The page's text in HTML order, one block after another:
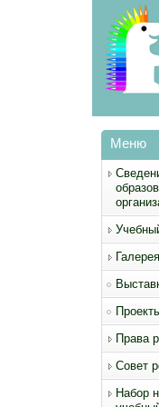
Меню
Галерея
Права
Совет
Набор